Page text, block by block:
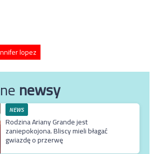
lopez
newsy
NEWS
Rodzina Ariany Grande jest
zaniepokojona. Bliscy mieli błagać
gwiazdę o przerwę